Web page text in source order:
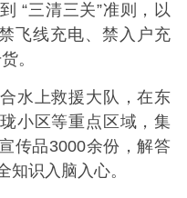
“三清三关”准则，以
飞线充电、禁入户充
。
上救援大队，在东
小区等重点区域，集
传品3000余份，解答
知识入脑入心。